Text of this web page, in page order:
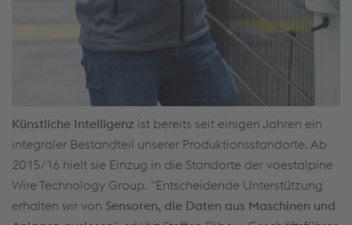
Künstliche Intelligenz ist bereits seit einigen Jahren ein
integraler Bestandteil unserer Produktionsstandorte. Ab
2015/16 hielt sie Einzug in die Standorte der voestalpine
Wire Technology Group. "Entscheidende Unterstützung
erhalten wir von Sensoren, die Daten aus Maschinen und